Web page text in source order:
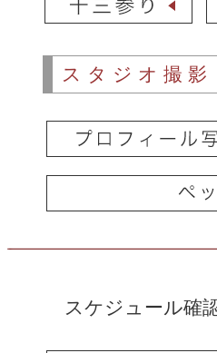
スタジオ撮影
スケジュール確